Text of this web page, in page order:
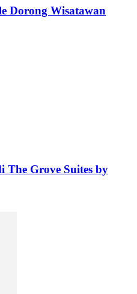
Dorong Wisatawan
The Grove Suites by